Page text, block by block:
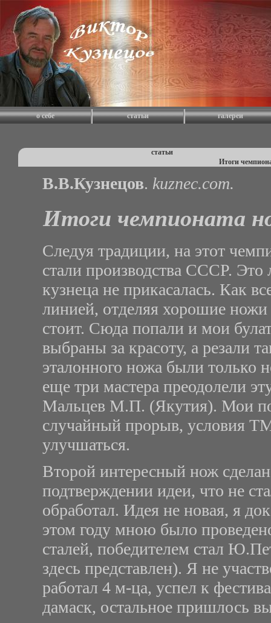
о себе статьи галереи
статьи
Итоги
В.В.Кузнецов. kuznec.com.
Итоги чемпионата
Следуя традиции, на этот
стали производства СССР. Это
кузнеца не прикасалась. Как
линией, отделяя хорошие ножи
стоит. Сюда попали и мои
выбраны за красоту, а резали
эталонного ножа были только
еще три мастера преодолели
Мальцев М.П. (Якутия). Мои
случайный прорыв, условия
улучшаться.
Второй интересный нож
подтверждении идеи, что не
обработал. Идея не новая, я
этом году мною было
сталей, победителем стал
здесь представлен). Я не
работал 4 м-ца, успел к
дамаск, остальное пришлось